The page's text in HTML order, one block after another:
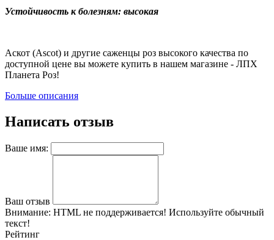
Устойчивость к болезням: высокая
Аскот (Ascot) и другие саженцы роз высокого качества по
доступной цене вы можете купить в нашем магазине - ЛПХ
Планета Роз!
Больше описания
Написать отзыв
Ваше имя:
Ваш отзыв
Внимание: HTML не поддерживается! Используйте обычный
текст!
Рейтинг